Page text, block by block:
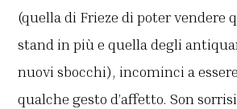
(quella di Frieze di poter vendere
stand in più e quella degli
nuovi sbocchi), incominci a
qualche gesto d’affetto. Son